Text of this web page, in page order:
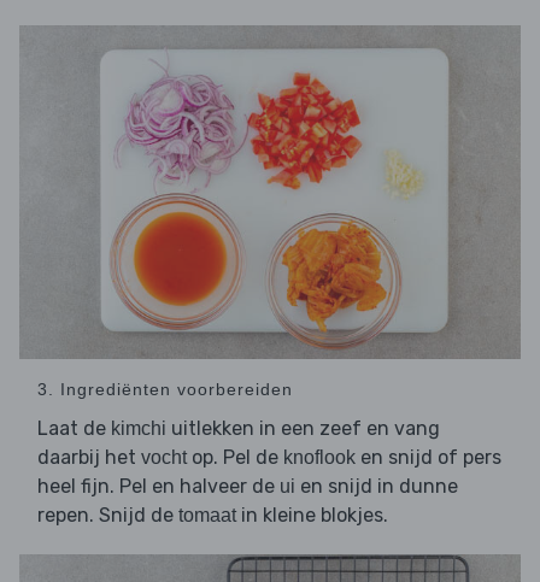
3. Ingrediënten voorbereiden
Laat de kimchi uitlekken in een zeef en vang
daarbij het vochtop. Pel de knoflook en snijd of pers
heel fijn. Pel en halveer de ui en snijd in dunne
repen. Snijd de tomaatin kleine blokjes.